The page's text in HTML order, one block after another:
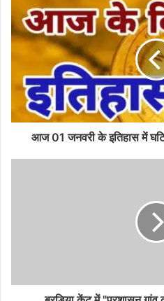
आज 01 जनवरी के इतिहास में